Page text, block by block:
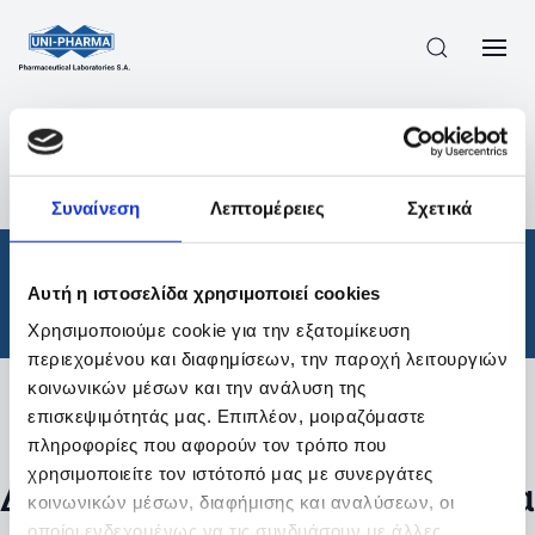
Συναίνεση Λεπτομέρειες Σχετικά
Αυτή η ιστοσελίδα χρησιμοποιεί cookies
Χρησιμοποιούμε cookie για την εξατομίκευση
περιεχομένου και διαφημίσεων, την παροχή λειτουργιών
κοινωνικών μέσων και την ανάλυση της
επισκεψιμότητάς μας. Επιπλέον, μοιραζόμαστε
πληροφορίες που αφορούν τον τρόπο που
χρησιμοποιείτε τον ιστότοπό μας με συνεργάτες
κοινωνικών μέσων, διαφήμισης και αναλύσεων, οι
οποίοι ενδεχομένως να τις συνδυάσουν με άλλες
ΠΡΟΪΟΝΤΑ
ΘΕΡΑΠΕΥΤΙΚΈΣ ΚΑΤΗΓΟΡΊΕΣ
/
ΑΠΟΤΕΛΕΣΜΑΤΑ ΑΝΑΖΗΤΗΣΗΣ
Θεραπευτικές Κατηγορίες
Φίλτρα
Δεν βρέθηκαν προϊόντα με τα